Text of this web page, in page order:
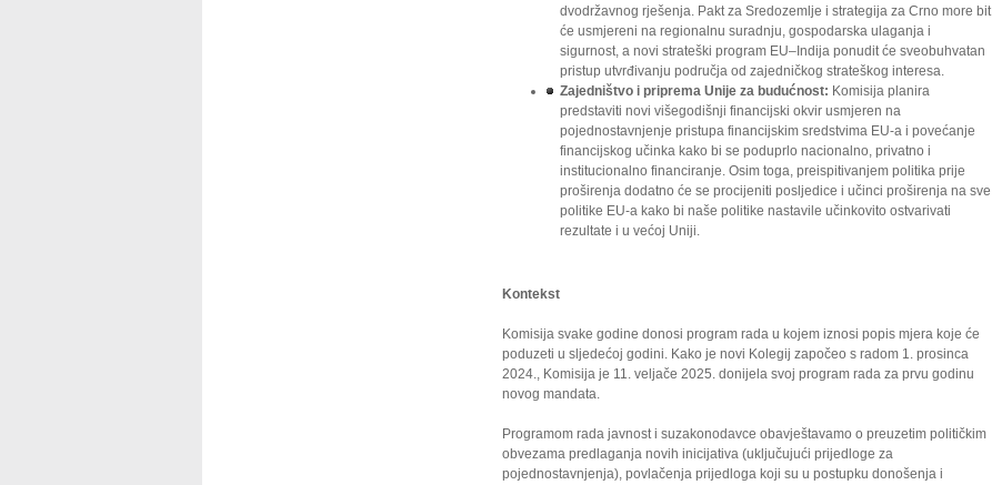
dvodržavnog rješenja. Pakt za Sredozemlje i strategija za Crno more bit
će usmjereni na regionalnu suradnju, gospodarska ulaganja i
sigurnost, a novi strateški program EU–Indija ponudit će sveobuhvatan
pristup utvrđivanju područja od zajedničkog strateškog interesa.
Zajedništvo i priprema Unije za budućnost: Komisija planira
predstaviti novi višegodišnji financijski okvir usmjeren na
pojednostavnjenje pristupa financijskim sredstvima EU-a i povećanje
financijskog učinka kako bi se poduprlo nacionalno, privatno i
institucionalno financiranje. Osim toga, preispitivanjem politika prije
proširenja dodatno će se procijeniti posljedice i učinci proširenja na sve
politike EU-a kako bi naše politike nastavile učinkovito ostvarivati
rezultate i u većoj Uniji.
Kontekst
Komisija svake godine donosi program rada u kojem iznosi popis mjera koje će
poduzeti u sljedećoj godini. Kako je novi Kolegij započeo s radom 1. prosinca
2024., Komisija je 11. veljače 2025. donijela svoj program rada za prvu godinu
novog mandata.
Programom rada javnost i suzakonodavce obavještavamo o preuzetim političkim
obvezama predlaganja novih inicijativa (uključujući prijedloge za
pojednostavnjenja), povlačenja prijedloga koji su u postupku donošenja i